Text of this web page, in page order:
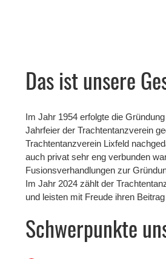
Das ist unsere
Im Jahr 1954 erfolgte die
Jahrfeier der Trachtentanzverein
Trachtentanzverein Lixfeld
auch privat sehr eng verbunden
Fusionsverhandlungen zur
Im Jahr 2024 zählt der
und leisten mit Freude ihren
Schwerpunkte